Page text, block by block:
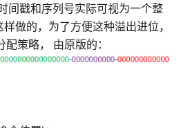
间戳和序列号实际可视为一个整
做的，为了方便这种溢出进位，
策略， 由原版的：